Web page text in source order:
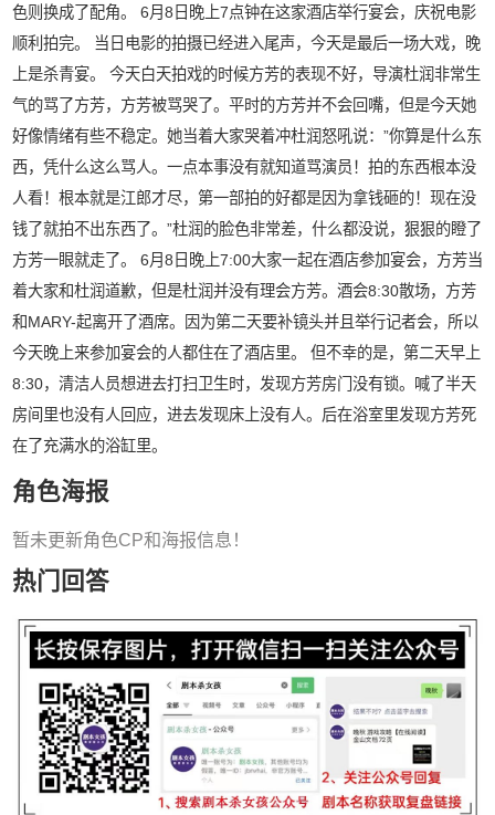
色则换成了配角。 6月8日晚上7点钟在这家酒店举行宴会，庆祝电影
顺利拍完。 当日电影的拍摄已经进入尾声，今天是最后一场大戏，晚
上是杀青宴。 今天白天拍戏的时候方芳的表现不好，导演杜润非常生
气的骂了方芳，方芳被骂哭了。平时的方芳并不会回嘴，但是今天她
好像情绪有些不稳定。她当着大家哭着冲杜润怒吼说：”你算是什么东
西，凭什么这么骂人。一点本事没有就知道骂演员！拍的东西根本没
人看！根本就是江郎才尽，第一部拍的好都是因为拿钱砸的！现在没
钱了就拍不出东西了。”杜润的脸色非常差，什么都没说，狠狠的瞪了
方芳一眼就走了。 6月8日晚上7:00大家一起在酒店参加宴会，方芳当
着大家和杜润道歉，但是杜润并没有理会方芳。酒会8:30散场，方芳
和MARY-起离开了酒席。因为第二天要补镜头并且举行记者会，所以
今天晚上来参加宴会的人都住在了酒店里。 但不幸的是，第二天早上
8:30，清洁人员想进去打扫卫生时，发现方芳房门没有锁。喊了半天
房间里也没有人回应，进去发现床上没有人。后在浴室里发现方芳死
在了充满水的浴缸里。
角色海报
暂未更新角色CP和海报信息！
热门回答